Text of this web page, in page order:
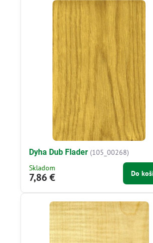
Dyha Dub Flader (105_00268)
Skladom
7,86 € Do